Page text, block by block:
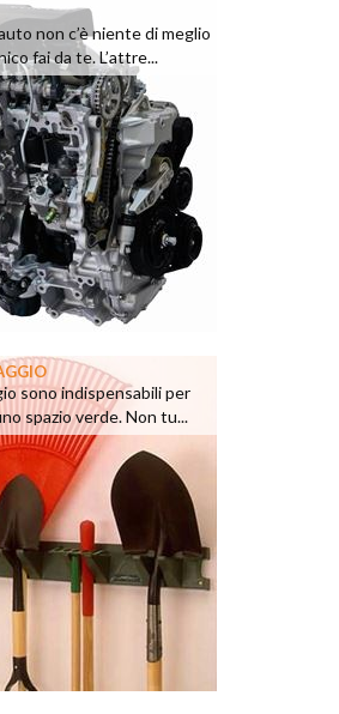
non c’è niente di meglio
fai da te. L’attre...
sono indispensabili per
spazio verde. Non tu...